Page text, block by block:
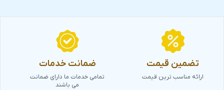
تضمین قیمت
ارائه مناسب ترین قیمت
ضمانت خدمات
تمامی خدمات ما دارای ضمانت
می باشند